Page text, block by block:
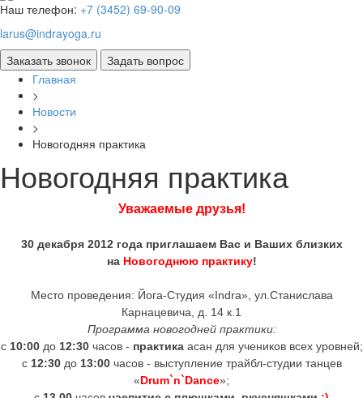
Наш телефон: +7 (3452) 69-90-09
larus@indrayoga.ru
Главная
>
Новости
>
Новогодняя практика
Новогодняя практика
Уважаемые друзья!
30 декабря 2012 года приглашаем Вас и Ваших близких
на Новогоднюю практику!
Место проведения: Йога-Студия «Indra», ул.Станислава
Карнацевича, д. 14 к.1
Программа новогодней практики:
с 10:00до 12:30часов - практикаасан для учеников всех уровней;
с 12:30до 13:00часов - выступление трайбл-студии танцев
«Drum`n`Dance»;